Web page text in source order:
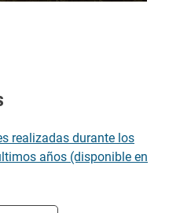
realizadas durante los
años (disponible en